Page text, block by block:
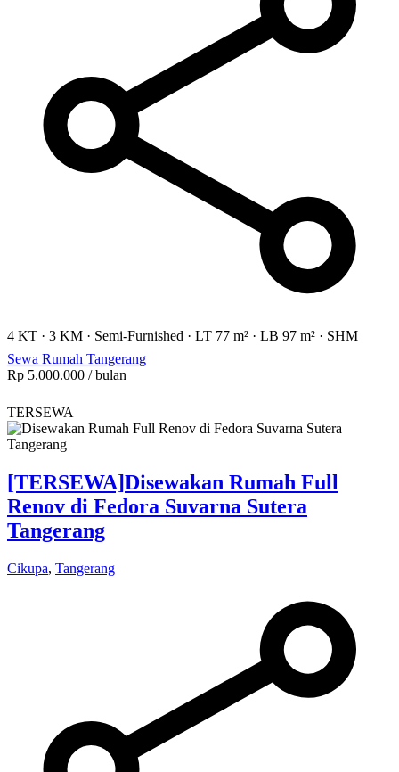
4 KT · 3 KM · Semi-Furnished · LT 77 m² · LB 97 m² · SHM
Sewa Rumah Tangerang
Rp 5.000.000 / bulan
TERSEWA
[TERSEWA]Disewakan Rumah Full
Renov di Fedora Suvarna Sutera
Tangerang
Cikupa, Tangerang